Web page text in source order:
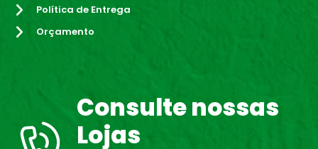
Política de Entrega
Orçamento
Consulte nossas
Lojas